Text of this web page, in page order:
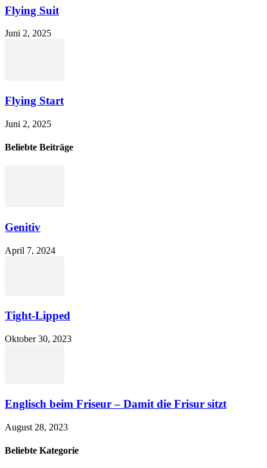
Flying Suit
Juni 2, 2025
Flying Start
Juni 2, 2025
Beliebte Beiträge
Genitiv
April 7, 2024
Tight-Lipped
Oktober 30, 2023
Englisch beim Friseur – Damit die Frisur sitzt
August 28, 2023
Beliebte Kategorie